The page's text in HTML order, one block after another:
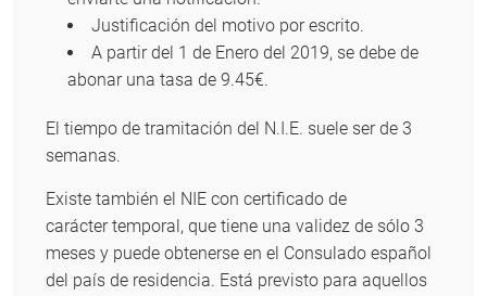
Justificación del motivo por escrito.
A partir del 1 de Enero del 2019, se debe de
abonar una tasa de 9.45€.
El tiempo de tramitación del N.I.E. suele ser de 3
semanas.
Existe también el NIE con certificado de
carácter temporal, que tiene una validez de sólo 3
meses y puede obtenerse en el Consulado español
del país de residencia. Está previsto para aquellos